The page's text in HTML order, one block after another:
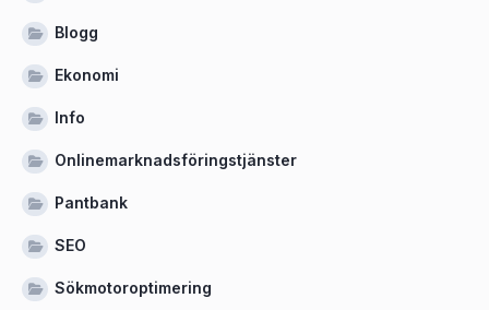
Blogg
Ekonomi
Info
Onlinemarknadsföringstjänster
Pantbank
SEO
Sökmotoroptimering